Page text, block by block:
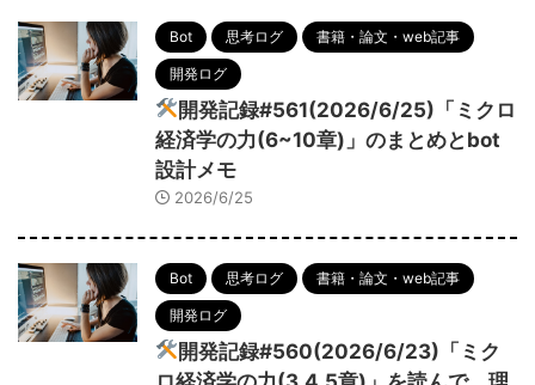
Bot 思考ログ 書籍・論文・web記事
開発ログ
開発記録#561(2026/6/25)「ミクロ
経済学の力(6~10章)」のまとめとbot
設計メモ
2026/6/25
Bot 思考ログ 書籍・論文・web記事
開発ログ
開発記録#560(2026/6/23)「ミク